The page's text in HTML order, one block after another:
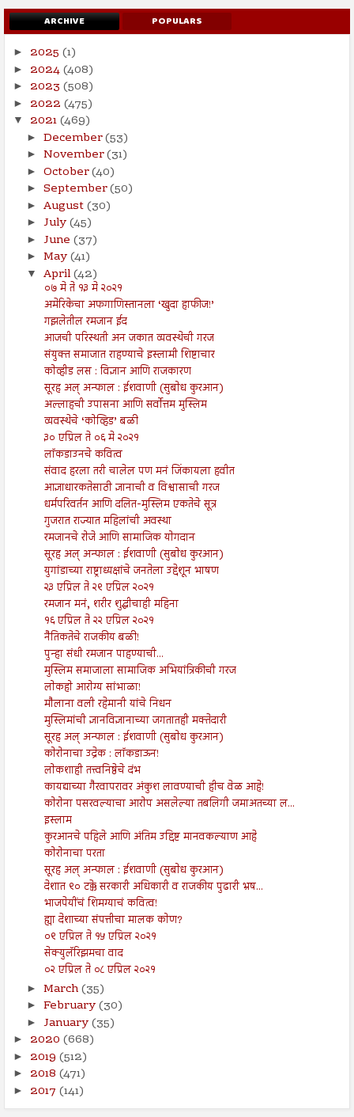
ARCHIVE POPULARS
► 2025 (1)
► 2024(408)
► 2023 (508)
► 2022 (475)
▼ 2021(469)
► December(53)
► November(31)
► October(40)
► September(50)
► August(30)
► July(45)
► June (37)
► May(41)
▼ April(42)
०७ मे ते १३ मे २०२१
अमेरिकेचा अफगाणिस्तानला ‘खुदा हाफीज!’
गझलेतील रमजान ईद
आजची परिस्थती अन जकात व्यवस्थेची गरज
संयुक्त समाजात राहण्याचे इस्लामी शिष्टाचार
कोव्हीड लस : विज्ञान आणि राजकारण
सूरह अल् अन्फाल : ईशवाणी (सुबोध कुरआन)
अल्लाहची उपासना आणि सर्वोत्तम मुस्लिम
व्यवस्थेचे ‘कोव्हिड’ बळी
३० एप्रिल ते ०६ मे २०२१
लॉकडाउनचे कवित्व
संवाद हरला तरी चालेल पण मनं जिंकायला हवीत
आज्ञाधारकतेसाठी ज्ञानाची व विश्वासाची गरज
धर्मपरिवर्तन आणि दलित-मुस्लिम एकतेचे सूत्र
गुजरात राज्यात महिलांची अवस्था
रमजानचे रोजे आणि सामाजिक योगदान
सूरह अल् अन्फाल : ईशवाणी (सुबोध कुरआन)
युगांडाच्या राष्ट्राध्यक्षांचे जनतेला उद्देशून भाषण
२३ एप्रिल ते २९ एप्रिल २०२१
रमजान मनं, शरीर शुद्धीचाही महिना
१६ एप्रिल ते २२ एप्रिल २०२१
नैतिकतेचे राजकीय बळी!
पुन्हा संधी रमजान पाहण्याची...
मुस्लिम समाजाला सामाजिक अभियांत्रिकीची गरज
लोकहो आरोग्य सांभाळा!
मौलाना वली रहेमानी यांचे निधन
मुस्लिमांची ज्ञानविज्ञानाच्या जगतातही मक्तेदारी
सूरह अल् अन्फाल : ईशवाणी (सुबोध कुरआन)
कोरोनाचा उद्रेक : लॉकडाऊन!
लोकशाही तत्त्वनिष्ठेचे दंभ
कायद्याच्या गैरवापरावर अंकुश लावण्याची हीच वेळ आहे!
कोरोना पसरवल्याचा आरोप असलेल्या तबलिगी जमाअतच्या ल...
इस्लाम
कुरआनचे पहिले आणि अंतिम उद्दिष्ट मानवकल्याण आहे
कोरोनाचा परता
सूरह अल् अन्फाल : ईशवाणी (सुबोध कुरआन)
देशात ९० टक्के सरकारी अधिकारी व राजकीय पुढारी भ्रष...
भाजपेयींचं शिमग्याचं कवित्व!
ह्या देशाच्या संपत्तीचा मालक कोण?
०९ एप्रिल ते १५ एप्रिल २०२१
सेक्युलॅरिझमचा वाद
०२ एप्रिल ते ०८ एप्रिल २०२१
► March(35)
► February(30)
► January(35)
► 2020 (668)
► 2019 (512)
► 2018 (471)
► 2017 (141)